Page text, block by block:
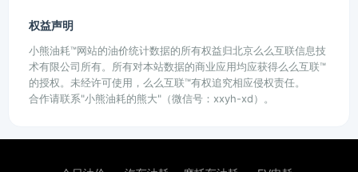
权益声明
小熊油耗™网站的油价统计数据的所有权益归北京么么互联信息技
术有限公司所有。所有对本站数据的商业应用均应获得么么互联™
的授权。未经许可使用，么么互联™有权追究相应侵权责任。
合作请联系"小熊油耗的熊大"（微信号：xxyh-xd）。